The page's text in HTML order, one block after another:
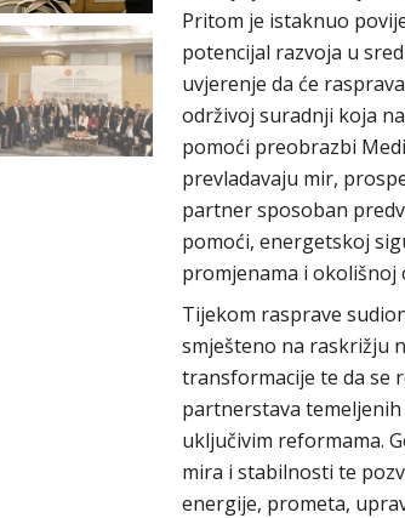
Pritom je istaknuo
potencijal razvoja u
uvjerenje da će
održivoj suradnji koja
pomoći preobrazbi
prevladavaju mir,
partner sposoban
pomoći, energetskoj
promjenama i okolišnoj
Tijekom rasprave
smješteno na raskrižju
transformacije te da se
partnerstava
uključivim reformama.
mira i stabilnosti te
energije, prometa,